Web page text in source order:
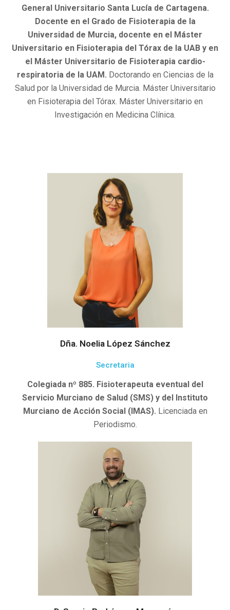
General Universitario Santa Lucía de Cartagena.
Docente en el Grado de Fisioterapia de la
Universidad de Murcia, docente en el Máster
Universitario en Fisioterapia del Tórax de la UAB y en
el Máster Universitario de Fisioterapia cardio-
respiratoria de la UAM. Doctorando en Ciencias de la
Salud por la Universidad de Murcia. Máster Universitario
en Fisioterapia del Tórax. Máster Universitario en
Investigación en Medicina Clínica.
Dña. Noelia López Sánchez
Secretaria
Colegiada nº 885. Fisioterapeuta eventual del
Servicio Murciano de Salud (SMS) y del Instituto
Murciano de Acción Social (IMAS). Licenciada en
Periodismo.